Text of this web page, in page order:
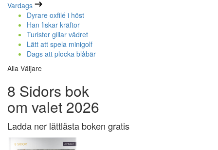
Vardags
Dyrare oxfilé i höst
Han fiskar kräftor
Turister gillar vädret
Lätt att spela minigolf
Dags att plocka blåbär
Alla Väljare
8 Sidors bok
om valet 2026
Ladda ner lättlästa boken gratis